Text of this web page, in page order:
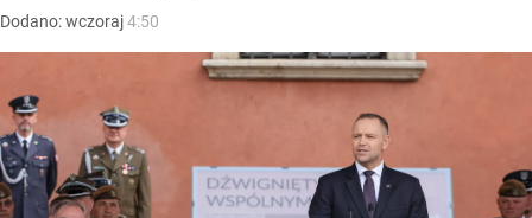
Dodano:wczoraj4:50